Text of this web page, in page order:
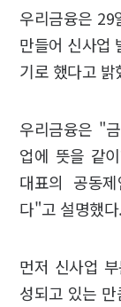
우리금융은 29
만들어 신사업
기로 했다고 밝
우리금융은 "
업에 뜻을 같
대표의 공동
다"고 설명했다.
먼저 신사업
성되고 있는